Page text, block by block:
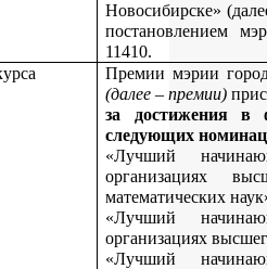
Новосибирске»
постановлением
11410.
Премии мэрии
(далее – премии)
за достижения в
следующих
«Лучший
организациях
математических
«Лучший
организациях
«Лучший